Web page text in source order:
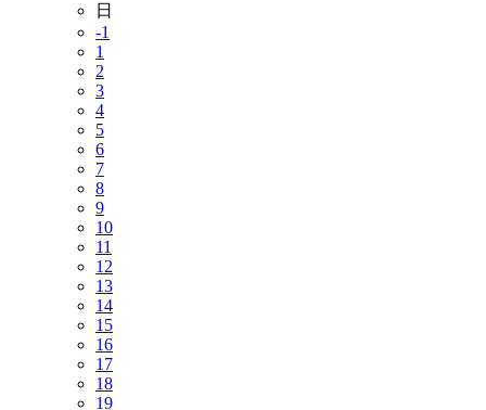
日
-1
1
2
3
4
5
6
7
8
9
10
11
12
13
14
15
16
17
18
19